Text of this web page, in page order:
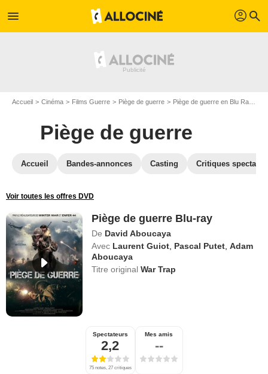
menu profil search
Accueil Cinéma Films Guerre Piège de guerre Piège de guerre en Blu Ray
Piège de guerre
Accueil Bandes-annonces Casting Critiques
Voir toutes les offres DVD
Piège de guerre Blu-ray
De David Aboucaya
Avec Laurent Guiot Pascal Putet ,Adam
Aboucaya
Titre originalWar Trap
Spectateurs
2,2
75 notes, 27 critiques
Mes amis
--